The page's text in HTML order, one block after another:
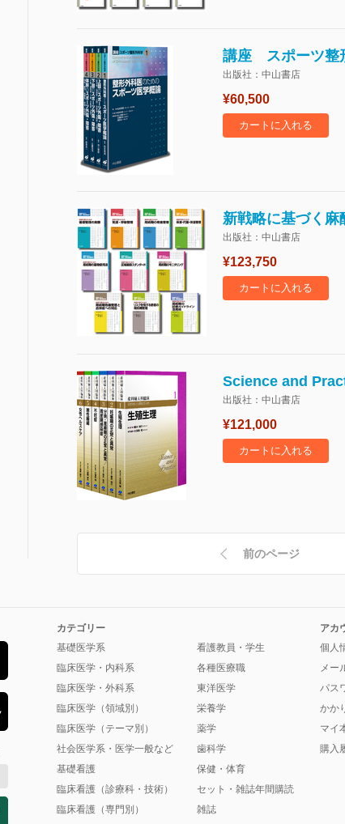
講座 スポーツ整
出版社：中山書店
¥60,500
カートに入れる
新戦略に基づく
出版社：中山書店
¥123,750
カートに入れる
Science and
出版社：中山書店
¥121,000
カートに入れる
前のページ
カテゴリー
基礎医学系
臨床医学・内科系
臨床医学・外科系
臨床医学（領域別）
臨床医学（テーマ別）
社会医学系・医学一般など
基礎看護
臨床看護（診療科・技術）
臨床看護（専門別）
看護教員・学生
各種医療職
東洋医学
栄養学
薬学
歯科学
保健・体育
セット・雑誌年間購読
雑誌
アカ
個人
メー
パス
かか
マイ
購入